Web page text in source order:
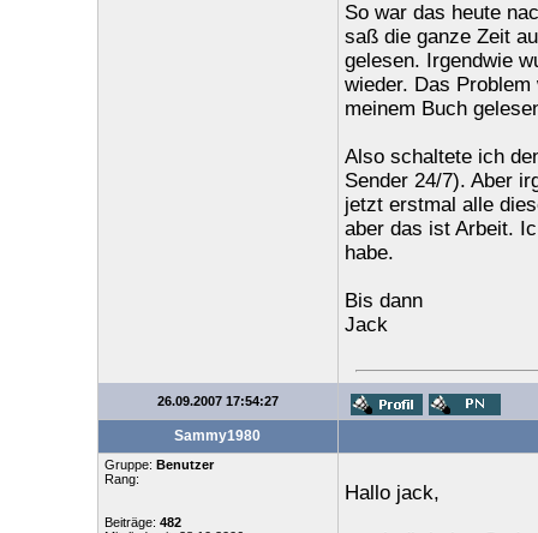
So war das heute
saß die ganze Zeit
gelesen. Irgendwie
wieder. Das
meinem Buch
Also schaltete ich
Sender 24/7). Aber
jetzt erstmal alle
aber das ist Arbeit.
habe.
Bis dann
Jack
26.09.2007 17:54:27
Sammy1980
Gruppe: Benutzer
Rang:
Beiträge: 482
Hallo jack,